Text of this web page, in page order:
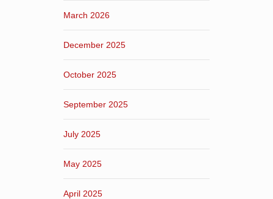
March 2026
December 2025
October 2025
September 2025
July 2025
May 2025
April 2025